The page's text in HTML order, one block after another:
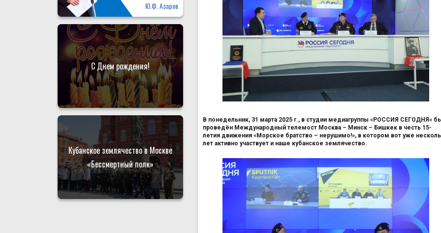
Ю.Ф. Азаров
С Днем рождения!
Кубанское землячество в Москве
«Бессмертный полк»
В понедельник, 31 марта 2025 г., в студии медиагруппы «РОССИЯ СЕГОДНЯ»
проведён Международный телемост Москва – Минск – Бишкек в честь 15-
летия движения «Морское братство – нерушимо!», в котором вот уже
лет активно участвует и наше кубанское землячество.